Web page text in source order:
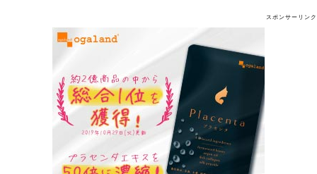
スポンサーリンク